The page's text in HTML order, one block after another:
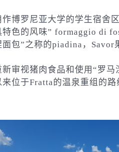
博罗尼亚大学的学生宿舍
色的风味” formaggio di
包”之称的piadina，
审视猪肉食品和使用“罗马
位于Fratta的温泉重组的路